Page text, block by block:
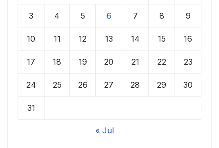
3 4 5 6 7 8 9
10 11 12 13 14 15 16
17 18 19 20 21 22 23
24 25 26 27 28 29 30
31
« Jul